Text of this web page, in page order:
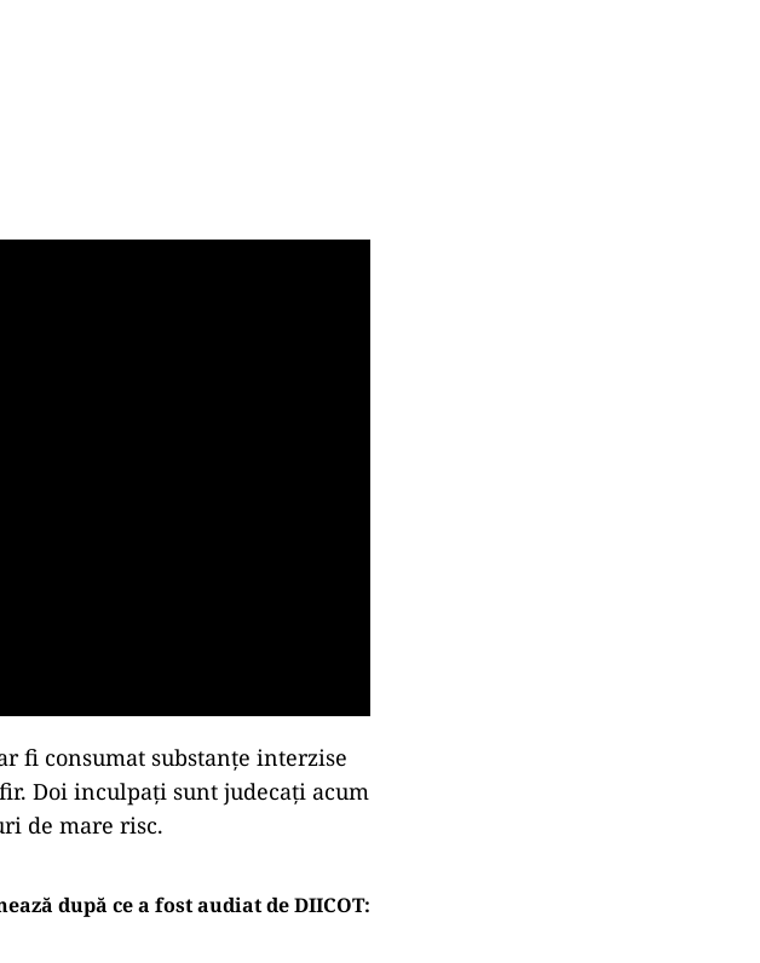
fi consumat substanțe interzise
Doi inculpați sunt judecați acum
de mare risc.
după ce a fost audiat de DIICOT: